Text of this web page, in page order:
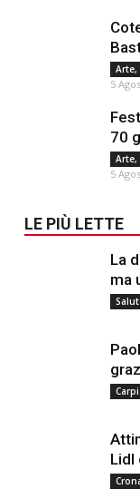
Arte,
5
70
Arte,
5
LE PIÙ LETTE
La
ma
Carpi
Lidl